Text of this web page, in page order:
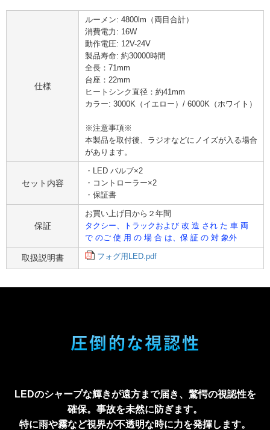
仕様
ルーメン: 4800lm（両目合計）
消費電力: 16W
動作電圧: 12V-24V
製品寿命: 約30000時間
全長：71mm
台座：22mm
ヒートシンク直径：約41mm
カラー: 3000K（イエロー）/ 6000K（ホワイト）
※注意事項※
本製品を取付後、ラジオなどにノイズが入る場合
があります。
セット内容
・LED バルブ×2
・コントローラー×2
・保証書
保証
お買い上げ日から２年間
タクシー、トラックおよび 改 造 され た 車 両
で のご 使 用 の 場 合 は、保 証 の 対 象外
取扱説明書 フォグ用LED.pdf
LEDのシャープな輝きが遠方まで届き、驚愕の視認性を
確保。事故を未然に防ぎます。
特に雨や霧など視界が不透明な時に力を発揮します。